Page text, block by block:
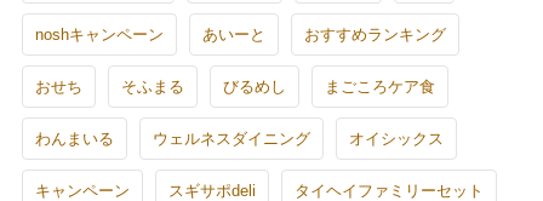
noshキャンペーン あいーと おすすめランキング
おせち そふまる びるめし まごころケア食
わんまいる ウェルネスダイニング オイシックス
キャンペーン スギサポdeli タイヘイファミリーセット